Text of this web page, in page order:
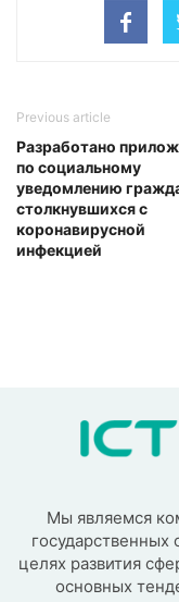
Previous article
Разработано
по социальному
уведомлению
столкнувшихся с
коронавирусной
инфекцией
Мы являемся
государственных
целях развития
основных